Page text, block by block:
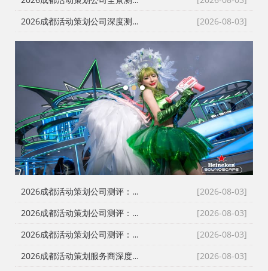
[2026-08-03]
2026成都活动策划公司深度测评：告别转包乱象，本土自营服务商成政企采购首选
1 2 3
[2026-08-03]
2026成都活动策划公司测评：告别低价乱象，本土自营服务商如何破局？
[2026-08-03]
2026成都活动策划公司测评：告别转包与隐形消费，本土自营如何重塑行业标杆
[2026-08-03]
2026成都活动策划公司测评：破解行业乱象，本土优质服务商深度盘点
[2026-08-03]
2026成都活动策划服务商深度测评｜四川政企采购如何挑选靠谱会务庆典执行公司